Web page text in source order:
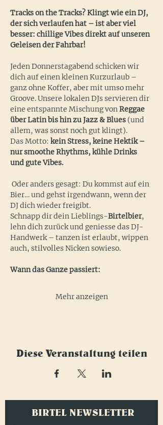
Tracks on the Tracks? Klingt wie ein DJ,
der sich verlaufen hat – ist aber viel
besser: chillige Vibes direkt auf unseren
Geleisen der Fahrbar!
Jeden Donnerstagabend schicken wir
dich auf einen kleinen Kurzurlaub –
ganz ohne Koffer, aber mit umso mehr
Groove. Unsere lokalen DJs servieren dir
eine entspannte Mischung von Reggae
über Latin bis hin zu Jazz & Blues (und
allem, was sonst noch gut klingt).
Das Motto: kein Stress, keine Hektik –
nur smoothe Rhythms, kühle Drinks
und gute Vibes.
Bier… und gehst irgendwann, wenn der
DJ dich wieder freigibt.
Schnapp dir dein Lieblings-Birtelbier,
lehn dich zurück und geniesse das DJ-
Handwerk – tanzen ist erlaubt, wippen
auch, stilvolles Nicken sowieso.
Wann das Ganze passiert:
Mehr anzeigen
Diese Veranstaltung teilen
BIRTEL NEWSLETTER